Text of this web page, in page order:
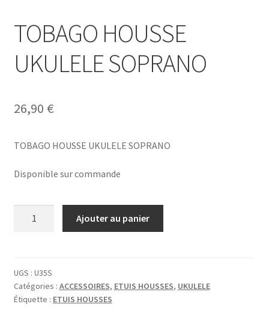
TOBAGO HOUSSE
UKULELE SOPRANO
26,90 €
TOBAGO HOUSSE UKULELE SOPRANO
Disponible sur commande
UKULELE
SOPRANO
Ajouter au panier
UGS : U35S
Catégories : ACCESSOIRES, ETUIS HOUSSES, UKULELE
Étiquette : ETUIS HOUSSES